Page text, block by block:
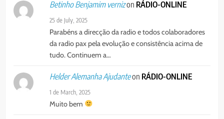
Betinho Benjamim vernizon RÁDIO-ONLINE
25 de July, 2025
Parabéns a direcção da radio e todos colaboradores
da radio pax pela evolução e consistência acima de
tudo. Continuem a…
Helder Alemanha Ajudanteon RÁDIO-ONLINE
1 de March, 2025
Muito bem